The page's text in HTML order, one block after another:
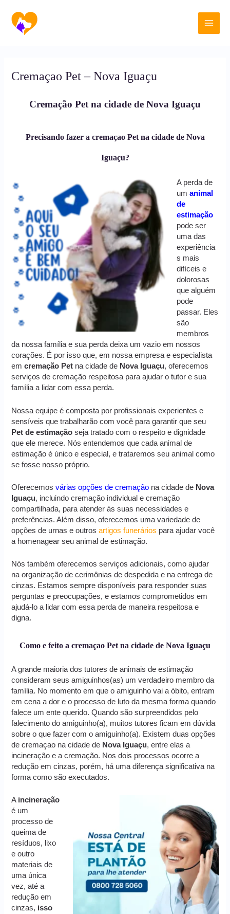
para
conteúdo
Main
Cremaçao Pet – Nova Iguaçu
Cremação Pet na cidade de Nova Iguaçu
Precisando fazer a cremaçao Pet na cidade de Nova
Iguaçu?
A perda de
umanimal
de
estimação
pode ser
uma das
experiência
s mais
difíceis e
dolorosas
que alguém
pode
passar. Eles
são
membros
da nossa família e sua perda deixa um vazio em nossos
corações. É por isso que, em nossa empresa e especialista
emcremação Pet na cidade de Nova Iguaçu, oferecemos
serviços de cremação respeitosa para ajudar o tutor e sua
família a lidar com essa perda.
Nossa equipe é composta por profissionais experientes e
sensíveis que trabalharão com você para garantir que seu
Pet de estimação seja tratado com o respeito e dignidade
que ele merece. Nós entendemos que cada animal de
estimação é único e especial, e trataremos seu animal como
se fosse nosso próprio.
Oferecemosvárias opções de cremação na cidade de Nova
Iguaçu, incluindo cremação individual e cremação
compartilhada, para atender às suas necessidades e
preferências. Além disso, oferecemos uma variedade de
opções de urnas e outrosartigos funerários para ajudar você
a homenagear seu animal de estimação.
Nós também oferecemos serviços adicionais, como ajudar
na organização de cerimônias de despedida e na entrega de
cinzas. Estamos sempre disponíveis para responder suas
perguntas e preocupações, e estamos comprometidos em
ajudá-lo a lidar com essa perda de maneira respeitosa e
digna.
Como e feito a cremaçao Pet na cidade de Nova Iguaçu
A grande maioria dos tutores de animais de estimação
consideram seus amiguinhos(as) um verdadeiro membro da
família. No momento em que o amiguinho vai a óbito, entram
em cena a dor e o processo de luto da mesma forma quando
falece um ente querido. Quando são surpreendidos pelo
falecimento do amiguinho(a), muitos tutores ficam em dúvida
sobre o que fazer com o amiguinho(a). Existem duas opções
de cremaçao na cidade de Nova Iguaçu, entre elas a
incineração e a cremação. Nos dois processos ocorre a
redução em cinzas, porém, há uma diferença significativa na
forma como são executados.
A incineração
é um
processo de
queima de
resíduos, lixo
e outro
materiais de
uma única
vez, até a
redução em
cinzas, isso